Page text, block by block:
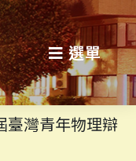
選單
臺灣青年物理辯